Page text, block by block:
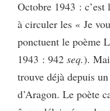
Octobre 1943 :
à circuler les « Je
ponctuent le poème
1943 : 942 seq.).
trouve déjà depuis
d’Aragon. Le poète